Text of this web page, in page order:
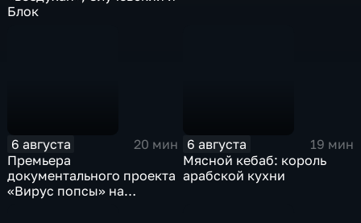
Блок
6 августа
20 мин
Премьера
документального проекта
«Вирус попсы» на
6 августа
19 мин
Мясной кебаб: король
арабской кухни